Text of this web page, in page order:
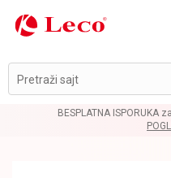
Pretraži sajt
BESPLATNA ISPORUKA